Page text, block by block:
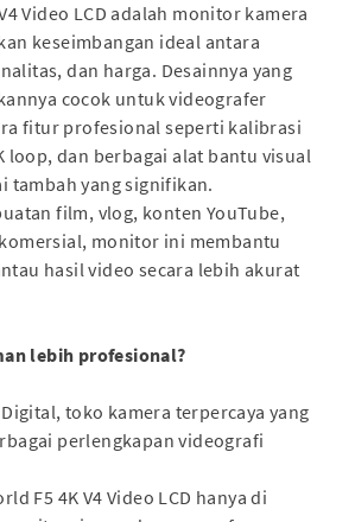
Video LCD adalah monitor kamera
keseimbangan ideal antara
dan harga. Desainnya yang
cocok untuk videografer
fitur profesional seperti kalibrasi
loop, dan berbagai alat bantu visual
tambah yang signifikan.
film, vlog, konten YouTube,
monitor ini membantu
hasil video secara lebih akurat
lebih profesional?
toko kamera terpercaya yang
perlengkapan videografi
F5 4K V4 Video LCD hanya di